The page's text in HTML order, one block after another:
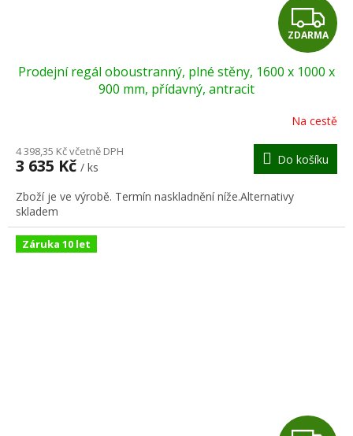
Z
D
A
R
M
A
ZDARMA
Prodejní regál oboustranný, plné stěny, 1600 x 1000 x
900 mm, přídavný, antracit
Na cestě
4 398,35 Kč včetně DPH
3 635 Kč / ks
Do košíku
Zboží je ve výrobě. Termín naskladnění níže.Alternativy
skladem
Záruka 10 let